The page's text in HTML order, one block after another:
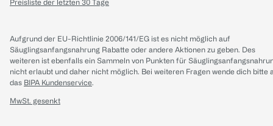
Preisliste der letzten 30 Tage
Aufgrund der EU-Richtlinie 2006/141/EG ist es nicht möglich auf
Säuglingsanfangsnahrung Rabatte oder andere Aktionen zu geben. Des
weiteren ist ebenfalls ein Sammeln von Punkten für
nicht erlaubt und daher nicht möglich. Bei weiteren Fragen wende dich bitte
das BIPA Kundenservice.
MwSt. gesenkt